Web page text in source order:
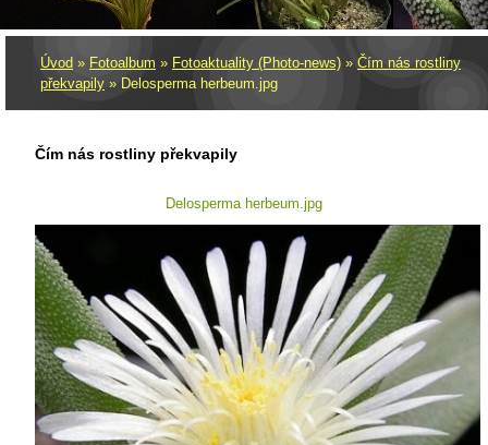
Úvod » Fotoalbum » Fotoaktuality (Photo-news) » Čím nás rostliny
překvapily » Delosperma herbeum.jpg
Čím nás rostliny překvapily
Delosperma herbeum.jpg